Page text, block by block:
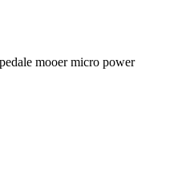
mooer micro power